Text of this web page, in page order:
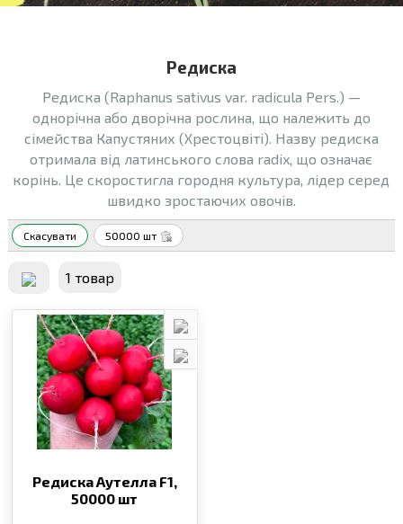
Редиска
Редиска (Raphanus sativus var. radicula Pers.) —
однорічна або дворічна рослина, що належить до
сімейства Капустяних (Хрестоцвіті). Назву редиска
отримала від латинського слова radix, що означає
корінь. Це скоростигла городня культура, лідер серед
швидко зростаючих овочів.
Скасувати 50000 шт
1 товар
Редиска Аутелла F1,
50000 шт